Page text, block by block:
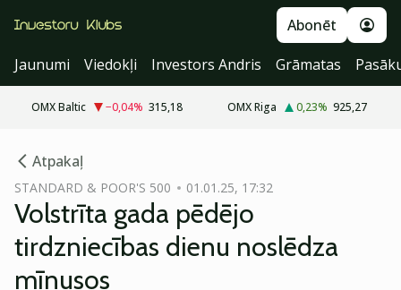
Abonēt
Jaunumi
Viedokļi Investors Andris Grāmatas
OMX Baltic −0,04% 315,18 OMX Riga 0,23% 925,27
Atpakaļ
STANDARD & POOR'S 500 01.01.25, 17:32
Volstrīta gada pēdējo
tirdzniecības dienu noslēdza
mīnusos